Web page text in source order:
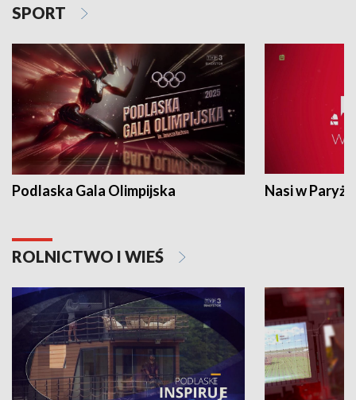
SPORT
Podlaska Gala Olimpijska Nasi w Paryżu
ROLNICTWO I WIEŚ